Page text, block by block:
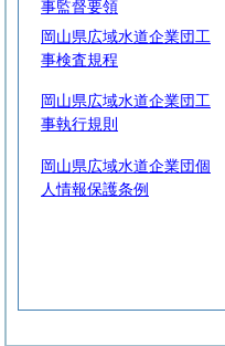
事監督要領
岡山県広域水道企業団工
事検査規程
岡山県広域水道企業団工
事執行規則
岡山県広域水道企業団個
人情報保護条例